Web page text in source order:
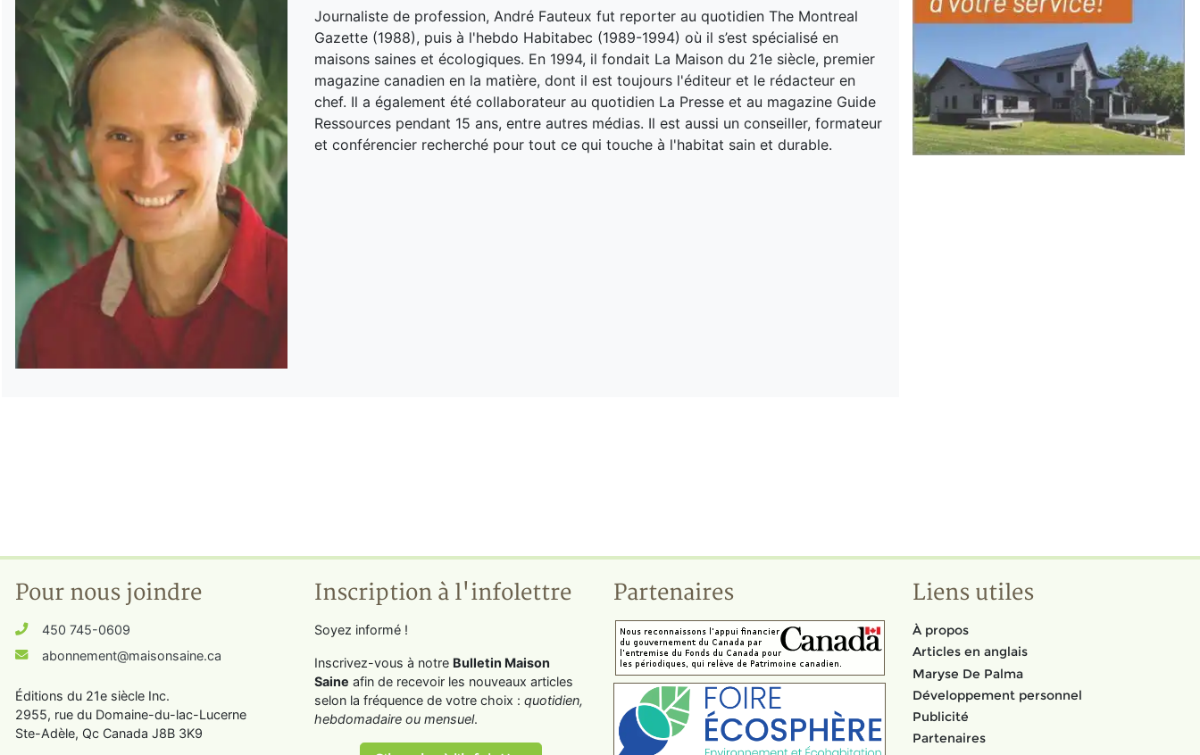
Journaliste de profession, André Fauteux fut reporter au quotidien The Montreal
Gazette (1988), puis à l'hebdo Habitabec (1989-1994) où il s’est spécialisé en
maisons saines et écologiques. En 1994, il fondait La Maison du 21e siècle, premier
magazine canadien en la matière, dont il est toujours l'éditeur et le rédacteur en
chef. Il a également été collaborateur au quotidien La Presse et au magazine Guide
Ressources pendant 15 ans, entre autres médias. Il est aussi un conseiller, formateur
et conférencier recherché pour tout ce qui touche à l'habitat sain et durable.
Pour nous joindre
450 745-0609
abonnement@maisonsaine.ca
Éditions du 21e siècle Inc.
2955, rue du Domaine-du-lac-Lucerne
Ste-Adèle, Qc Canada J8B 3K9
Inscription à l'infolettre
Soyez informé !
Inscrivez-vous à notre Bulletin Maison
Saine afin de recevoir les nouveaux articles
selon la fréquence de votre choix : quotidien,
hebdomadaire ou mensuel.
Partenaires Liens utiles
À propos
Articles en anglais
Maryse De Palma
Développement personnel
Publicité
Partenaires